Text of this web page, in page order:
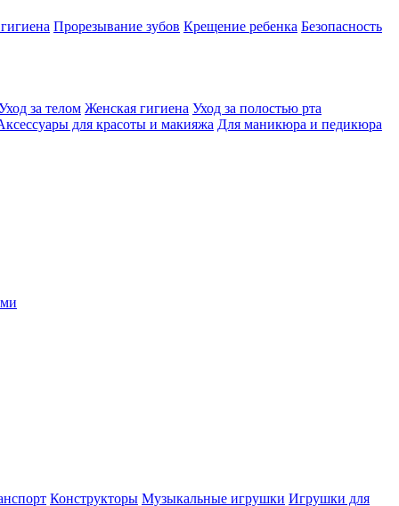
Прорезывание зубов Крещение ребенка Безопасность
за телом Женская гигиена Уход за полостью рта
для красоты и макияжа Для маникюра и педикюра
Конструкторы Музыкальные игрушки Игрушки для